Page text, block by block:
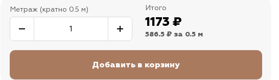
Метраж (кратно 0.5 м) Итого
1173 ₽
586.5 ₽ за 0.5 м